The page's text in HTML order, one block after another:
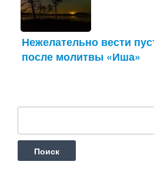
Нежелательно вести
после молитвы «Иша»